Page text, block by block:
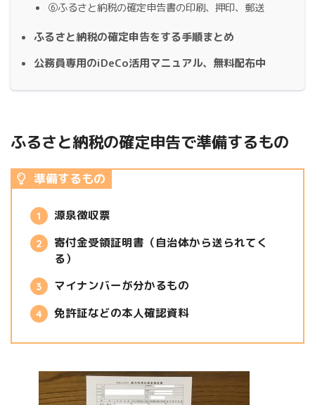
⑥ふるさと納税の確定申告書の印刷、押印、郵送
ふるさと納税の確定申告をする手順まとめ
公務員専用のiDeCo活用マニュアル、無料配布中
ふるさと納税の確定申告で準備するもの
準備するもの
源泉徴収票
寄付金受領証明書（自治体から送られてく
る）
マイナンバーが分かるもの
免許証などの本人確認資料